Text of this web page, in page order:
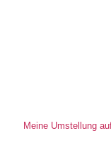
Meine Umstellung